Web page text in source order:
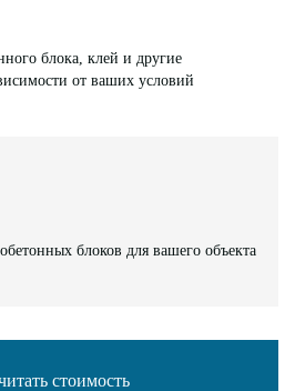
блока, клей и другие
от ваших условий
блоков для вашего объекта
стоимость